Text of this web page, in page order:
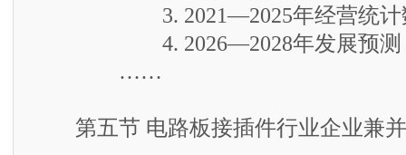
3. 2021—2025年经营统计
4. 2026—2028年发展预测
……
第五节 电路板接插件行业企业兼并